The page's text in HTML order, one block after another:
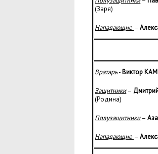
(Заря)
Нападающие –
Вратарь- Виктор
Защитники–
(Родина)
Полузащитники–
Нападающие –